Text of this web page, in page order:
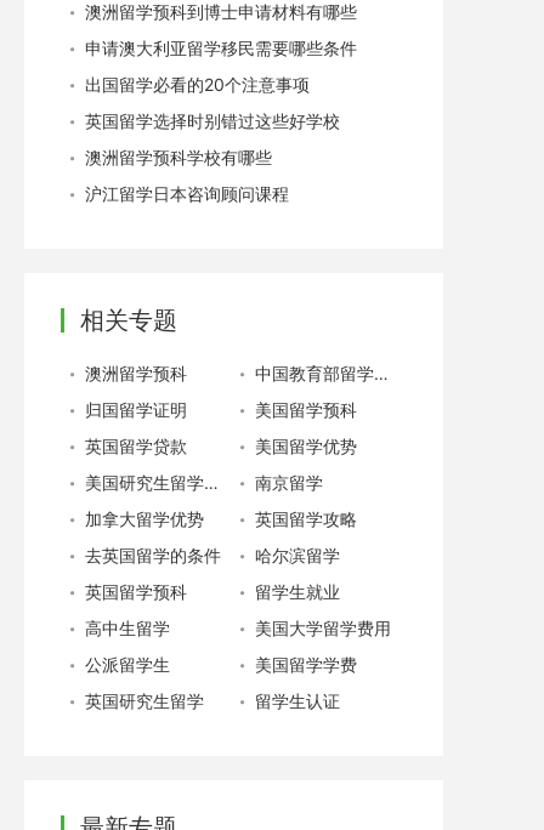
澳洲留学预科到博士申请材料有哪些
申请澳大利亚留学移民需要哪些条件
出国留学必看的20个注意事项
英国留学选择时别错过这些好学校
澳洲留学预科学校有哪些
沪江留学日本咨询顾问课程
相关专题
澳洲留学预科
中国教育部留学服务中心
归国留学证明
美国留学预科
英国留学贷款
美国留学优势
美国研究生留学费用
南京留学
加拿大留学优势
英国留学攻略
去英国留学的条件
哈尔滨留学
英国留学预科
留学生就业
高中生留学
美国大学留学费用
公派留学生
美国留学学费
英国研究生留学
留学生认证